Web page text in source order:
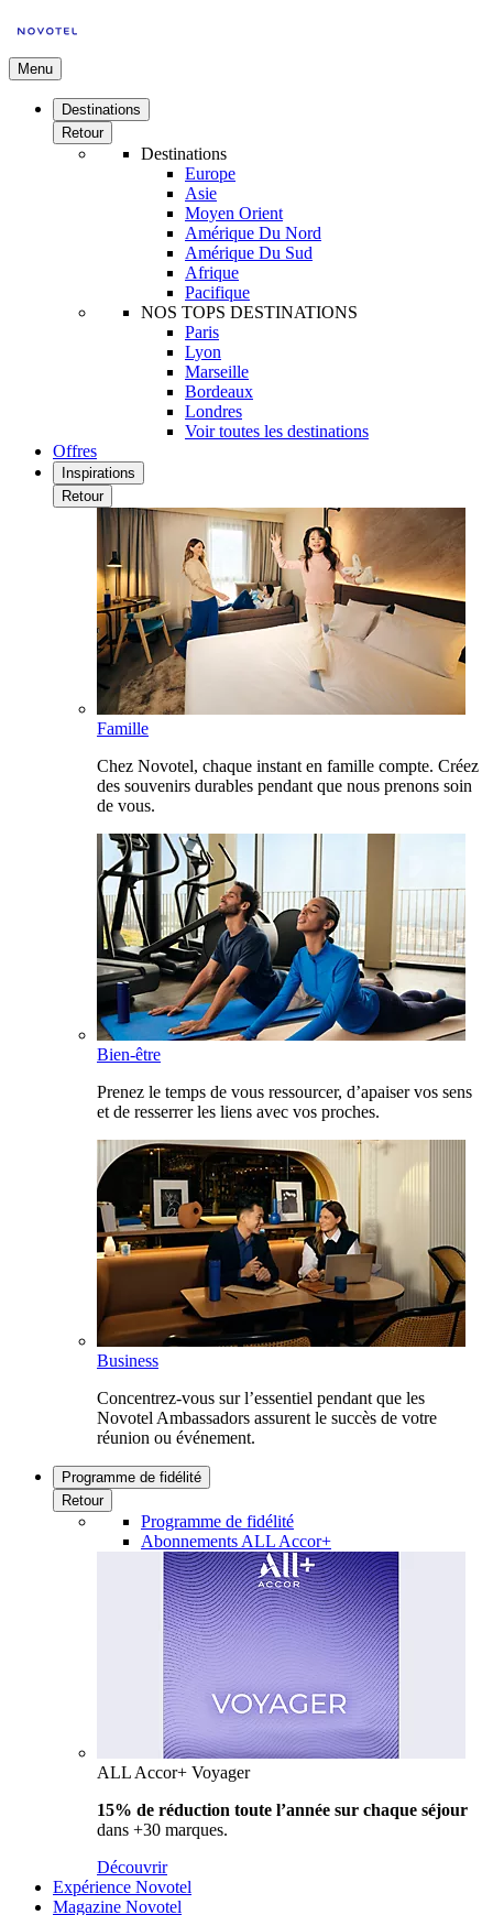
Menu
Destinations
Retour
Destinations
Europe
Asie
Moyen Orient
Amérique Du Nord
Amérique Du Sud
Afrique
Pacifique
NOS TOPS DESTINATIONS
Paris
Lyon
Marseille
Bordeaux
Londres
Voir toutes les destinations
Offres
Inspirations
Retour
Famille
Chez Novotel, chaque instant en famille compte. Créez
des souvenirs durables pendant que nous prenons soin
de vous.
Bien-être
Prenez le temps de vous ressourcer, d’apaiser vos sens
et de resserrer les liens avec vos proches.
Business
Concentrez-vous sur l’essentiel pendant que les
Novotel Ambassadors assurent le succès de votre
réunion ou événement.
Programme de fidélité
Retour
Programme de fidélité
Abonnements ALL Accor+
ALL Accor+ Voyager
15% de réduction toute l’année sur chaque séjour
dans +30 marques.
Découvrir
Expérience Novotel
Magazine Novotel